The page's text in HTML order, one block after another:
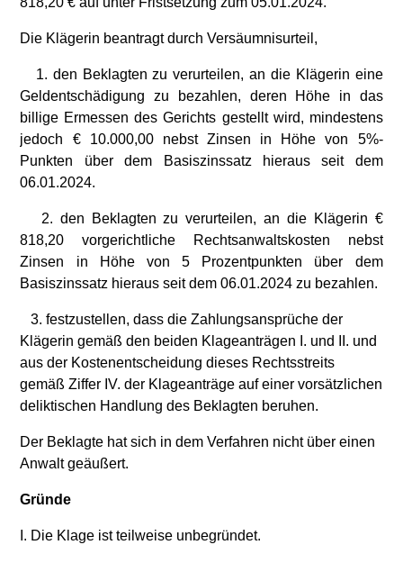
Die Klägerin beantragt durch Versäumnisurteil,
1. den Beklagten zu verurteilen, an die Klägerin eine
Geldentschädigung zu bezahlen, deren Höhe in das
billige Ermessen des Gerichts gestellt wird, mindestens
jedoch € 10.000,00 nebst Zinsen in Höhe von 5%-
Punkten über dem Basiszinssatz hieraus seit dem
06.01.2024.
2. den Beklagten zu verurteilen, an die Klägerin €
818,20 vorgerichtliche Rechtsanwaltskosten nebst
Zinsen in Höhe von 5 Prozentpunkten über dem
Basiszinssatz hieraus seit dem 06.01.2024 zu bezahlen.
3. festzustellen, dass die Zahlungsansprüche der
Klägerin gemäß den beiden Klageanträgen I. und II. und
aus der Kostenentscheidung dieses Rechtsstreits
gemäß Ziffer IV. der Klageanträge auf einer vorsätzlichen
deliktischen Handlung des Beklagten beruhen.
Der Beklagte hat sich in dem Verfahren nicht über einen
Anwalt geäußert.
Gründe
I. Die Klage ist teilweise unbegründet.